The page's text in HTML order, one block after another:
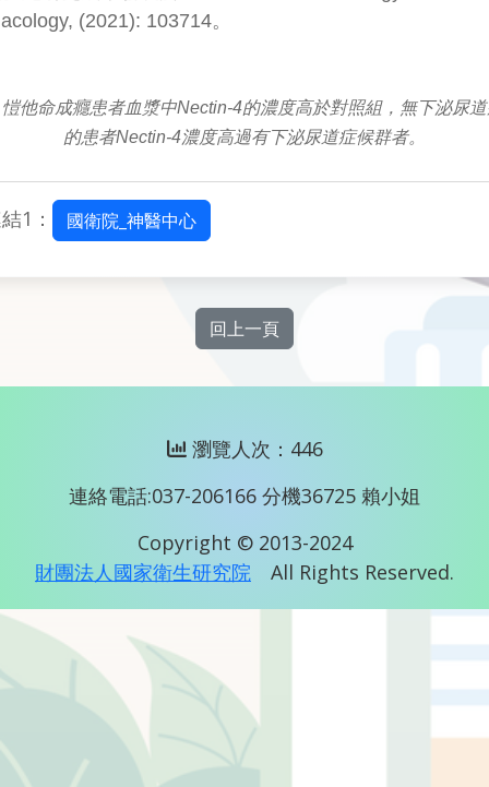
(2021): 103714。
他命成癮患者血漿中Nectin-4的濃度高於對照組，無下泌尿
的患者Nectin-4濃度高過有下泌尿道症候群者。
1： 國衛院_神醫中心
回上一頁
瀏覽人次：446
連絡電話:037-206166 分機36725 賴小姐
Copyright © 2013-2024
財團法人國家衛生研究院
All Rights Reserved.